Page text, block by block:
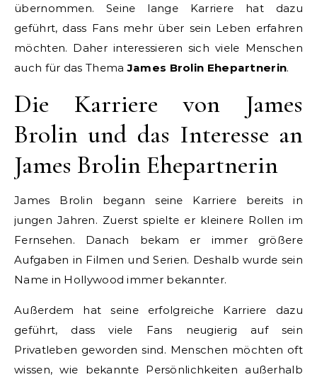
übernommen. Seine lange Karriere hat dazu
geführt, dass Fans mehr über sein Leben erfahren
möchten. Daher interessieren sich viele Menschen
auch für das ThemaJames Brolin Ehepartnerin.
Die Karriere von James
Brolin und das Interesse an
James Brolin Ehepartnerin
James Brolin begann seine Karriere bereits in
jungen Jahren. Zuerst spielte er kleinere Rollen im
Fernsehen. Danach bekam er immer größere
Aufgaben in Filmen und Serien. Deshalb wurde sein
Name in Hollywood immer bekannter.
Außerdem hat seine erfolgreiche Karriere dazu
geführt, dass viele Fans neugierig auf sein
Privatleben geworden sind. Menschen möchten oft
wissen, wie bekannte Persönlichkeiten außerhalb